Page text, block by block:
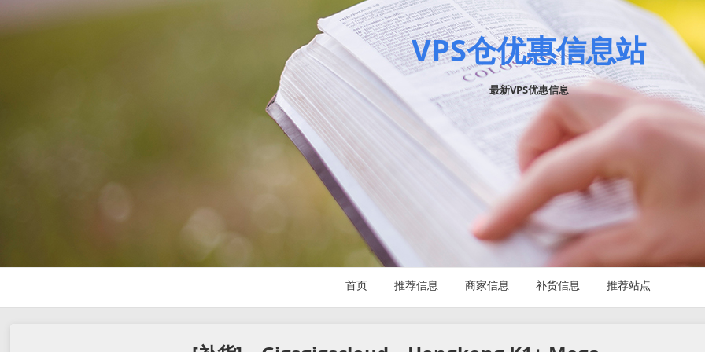
VPS仓优惠信息站
最新VPS优惠信息
首页 推荐信息 商家信息 补货信息 推荐站点